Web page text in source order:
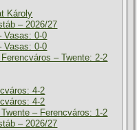
Károly
– 2026/27
Vasas: 0-0
Vasas: 0-0
– Twente: 2-2
4-2
4-2
– Ferencváros: 1-2
– 2026/27